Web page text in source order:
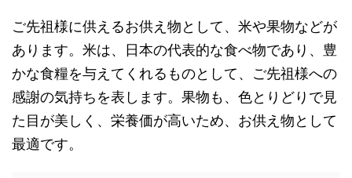
ご先祖様に供えるお供え物として、米や果物などが
あります。米は、日本の代表的な食べ物であり、豊
かな食糧を与えてくれるものとして、ご先祖様への
感謝の気持ちを表します。果物も、色とりどりで見
た目が美しく、栄養価が高いため、お供え物として
最適です。